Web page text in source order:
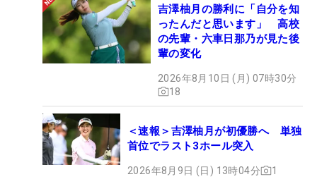
吉澤柚月の勝利に「自分を知
ったんだと思います」 高校
の先輩・六車日那乃が見た後
輩の変化
2026年8月10日 (月) 07時30分
18
＜速報＞吉澤柚月が初優勝へ 単独
首位でラスト3ホール突入
2026年8月9日 (日) 13時04分 1